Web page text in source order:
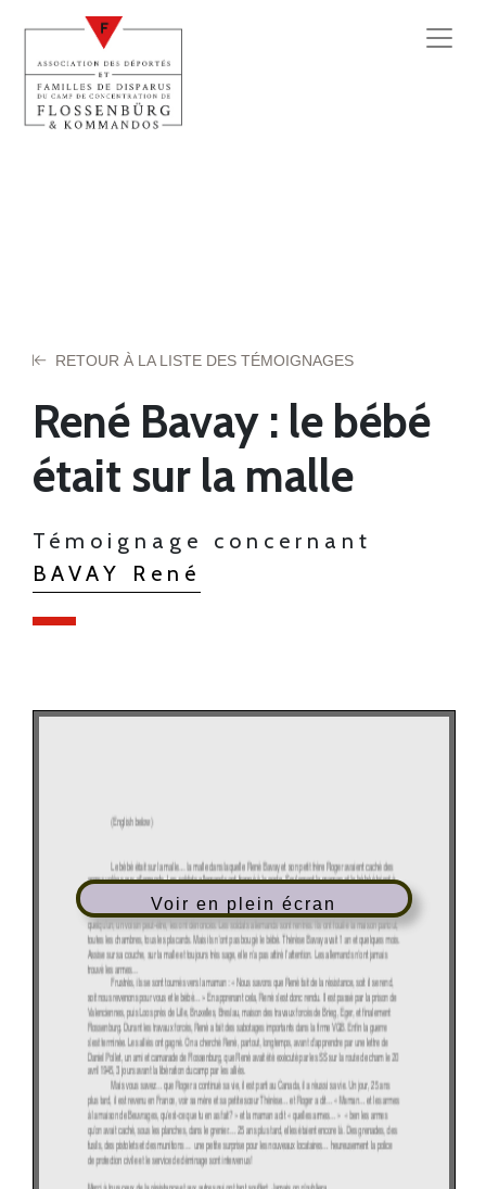
RETOUR À LA LISTE DES TÉMOIGNAGES
René Bavay : le bébé
était sur la malle
Témoignage concernant
BAVAY René
Voir en plein écran